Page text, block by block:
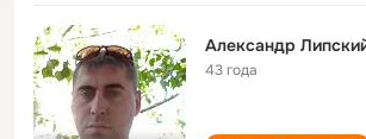
Александр
43 года